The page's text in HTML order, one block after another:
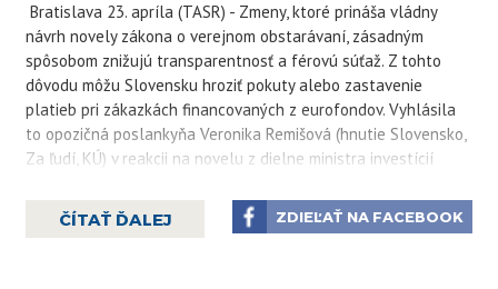
Bratislava 23. apríla (TASR) - Zmeny, ktoré prináša vládny
návrh novely zákona o verejnom obstarávaní, zásadným
spôsobom znižujú transparentnosť a férovú súťaž. Z tohto
dôvodu môžu Slovensku hroziť pokuty alebo zastavenie
platieb pri zákazkách financovaných z eurofondov. Vyhlásila
to opozičná poslankyňa Veronika Remišová (hnutie Slovensko,
Za ľudí, KÚ) v reakcii na novelu z dielne ministra investícií
prerokoval v prvom čítaní. Ak ju poslanci na ďalšej schôdzi
definitívne schvália, zmeny začnú platiť od júla.
ČÍTAŤ ĎALEJ ZDIEĽAŤ NA FACEBOOK